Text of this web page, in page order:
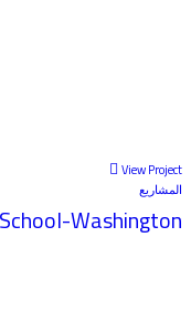
View Project
المشاريع
Washington